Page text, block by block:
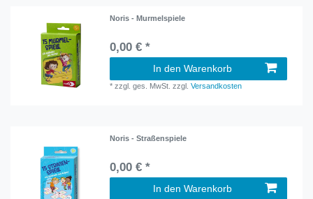
Noris - Murmelspiele
0,00 € *
In den Warenkorb
*zzgl. ges. MwSt. zzgl.Versandkosten
Noris - Straßenspiele
0,00 € *
In den Warenkorb